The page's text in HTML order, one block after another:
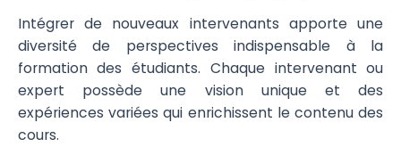
Intégrer de nouveaux intervenants apporte une
diversité de perspectives indispensable à la
formation des étudiants. Chaque intervenant ou
expert possède une vision unique et des
expériences variées qui enrichissent le contenu des
cours.